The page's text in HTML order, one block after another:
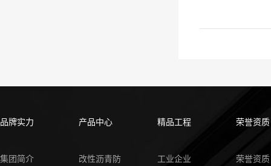
品牌实力
集团简介
产品中心
改性沥青防
精品工程
工业企业
荣誉资质
荣誉资质